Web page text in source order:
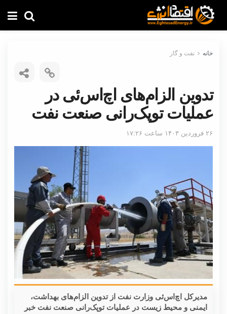
خانه نفت و گاز
تدوین الزام‌های اچ‌اس‌ئی در
عملیات توپک‌رانی صنعت نفت
۲۶ فروردین ۱۴۰۳ ساعت ۱۷:۲۶
مدیرکل اچ‌اس‌ئی وزارت نفت از تدوین الزام‌های بهداشت،
ایمنی و محیط زیست در عملیات توپک‌رانی صنعت نفت خبر